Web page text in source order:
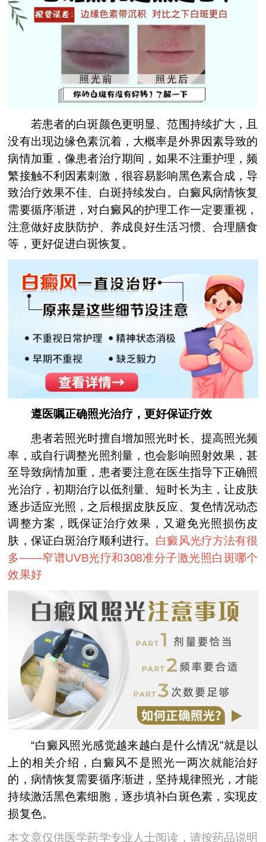
若患者的白斑颜色更明显、范围持续扩大，且
没有出现边缘色素沉着，大概率是外界因素导致的
病情加重，像患者治疗期间，如果不注重护理，频
繁接触不利因素刺激，很容易影响黑色素合成，导
致治疗效果不佳、白斑持续发白。白癜风病情恢复
需要循序渐进，对白癜风的护理工作一定要重视，
注意做好皮肤防护、养成良好生活习惯、合理膳食
等，更好促进白斑恢复。
遵医嘱正确照光治疗，更好保证疗效
患者若照光时擅自增加照光时长、提高照光频
率，或自行调整光照剂量，也会影响照射效果，甚
至导致病情加重，患者要注意在医生指导下正确照
光治疗，初期治疗以低剂量、短时长为主，让皮肤
逐步适应光照，之后根据皮肤反应、复色情况动态
调整方案，既保证治疗效果，又避免光照损伤皮
肤，保证白斑治疗顺利进行。 白癜风光疗方法有很
多——窄谱UVB光疗和308准分子激光照白斑哪个
效果好
“白癜风照光感觉越来越白是什么情况”就是以
上的相关介绍，白癜风不是照光一两次就能治好
的，病情恢复需要循序渐进，坚持规律照光，才能
持续激活黑色素细胞，逐步填补白斑色素，实现皮
损复色。
本文章仅供医学药学专业人士阅读，请按药品说明